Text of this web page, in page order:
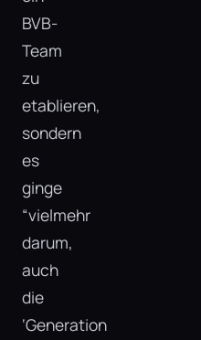
BVB-
Team
zu
etablieren,
sondern
es
ginge
“vielmehr
darum,
auch
die
‘Generation